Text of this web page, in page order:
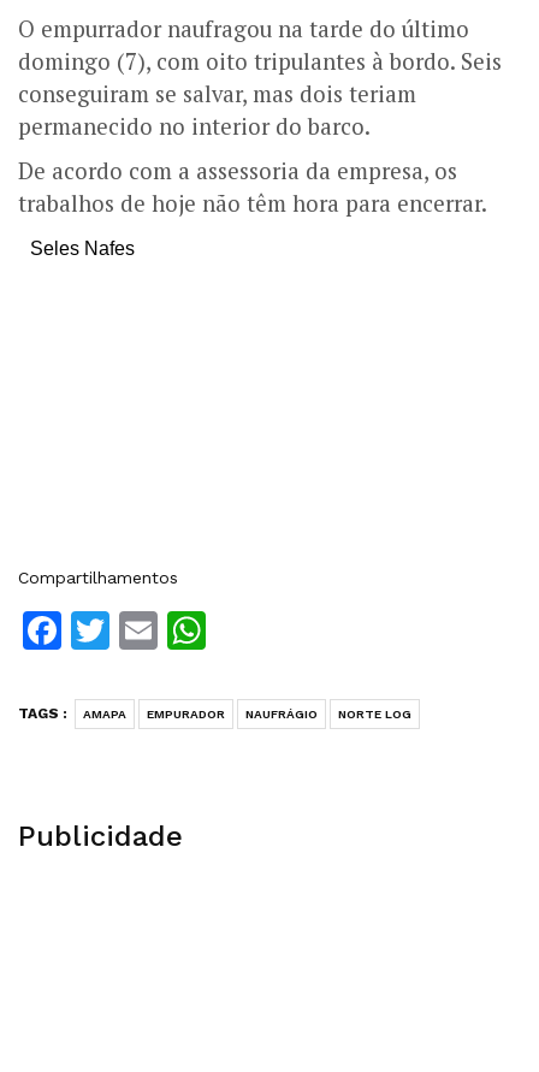
O empurrador naufragou na tarde do último
domingo (7), com oito tripulantes à bordo. Seis
conseguiram se salvar, mas dois teriam
permanecido no interior do barco.
De acordo com a assessoria da empresa, os
trabalhos de hoje não têm hora para encerrar.
Seles Nafes
Compartilhamentos
Facebook
Twitter
Email
TAGS : AMAPA EMPURADOR NAUFRÁGIO NORTE LOG
Publicidade